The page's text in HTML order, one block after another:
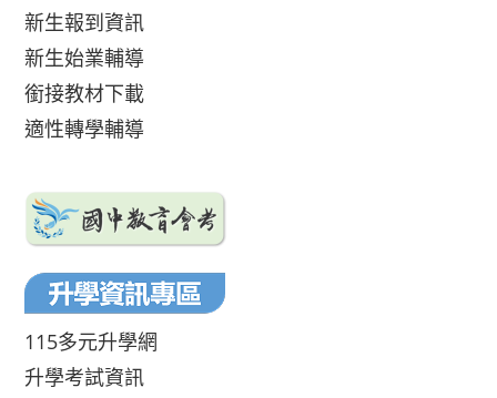
新生報到資訊
新生始業輔導
銜接教材下載
適性轉學輔導
115多元升學網
升學考試資訊